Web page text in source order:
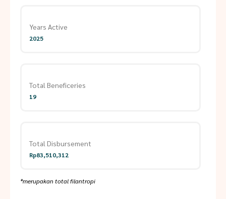
Years Active
2025
Total Beneficeries
19
Total Disbursement
Rp83,510,312
*merupakan total filantropi